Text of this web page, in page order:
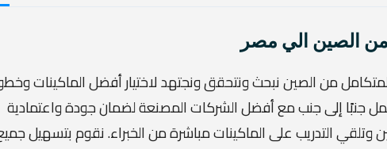
الصين الي مصر
من الصين نبحث ونتحقق ونجتهد لاختيار أفضل الماكينات
جنبًا إلى جنب مع أفضل الشركات المصنعة لضمان جودة واعتمادية
وتلقي التدريب على الماكينات مباشرة من الخبراء. نقوم بتسهيل